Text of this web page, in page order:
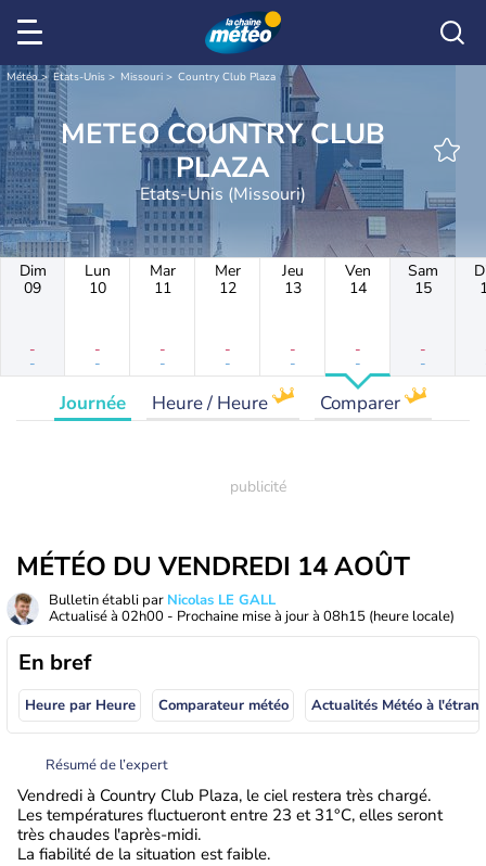
Météo Etats-Unis Missouri Country Club Plaza
METEO COUNTRY CLUB
PLAZA
Etats-Unis (Missouri)
Dim
09
-
-
Lun
10
-
-
Mar
11
-
-
Mer
12
-
-
Jeu
13
-
-
Ven
14
-
-
Sam
15
-
-
Journée Heure / Heure Comparer
MÉTÉO DU VENDREDI 14 AOÛT
Bulletin établi par Nicolas LE GALL
Actualisé à 02h00 - Prochaine mise à jour à 08h15 (heure locale)
En bref
Heure par Heure Comparateur météo
Résumé de l’expert
Vendredi à Country Club Plaza, le ciel restera très chargé.
Les températures fluctueront entre 23 et 31°C, elles seront
très chaudes l'après-midi.
La fiabilité de la situation est faible.